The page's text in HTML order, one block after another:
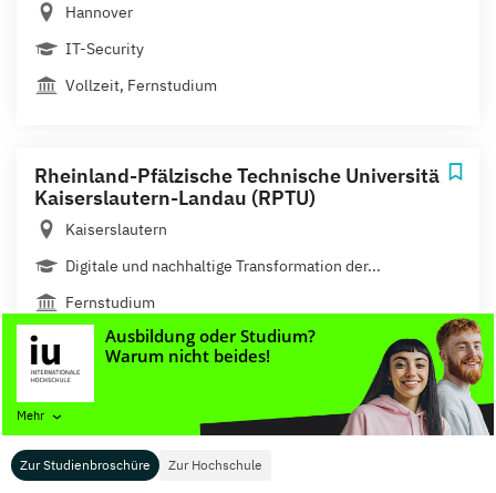
Zur Studienbroschüre Zur Hochschule
Mehr
Hannover
IT-Security
Vollzeit, Fernstudium
Rheinland-Pfälzische Technische Universität
Kaiserslautern-Landau (RPTU)
Kaiserslautern
Digitale und nachhaltige Transformation der...
Fernstudium
Management of Information Technology